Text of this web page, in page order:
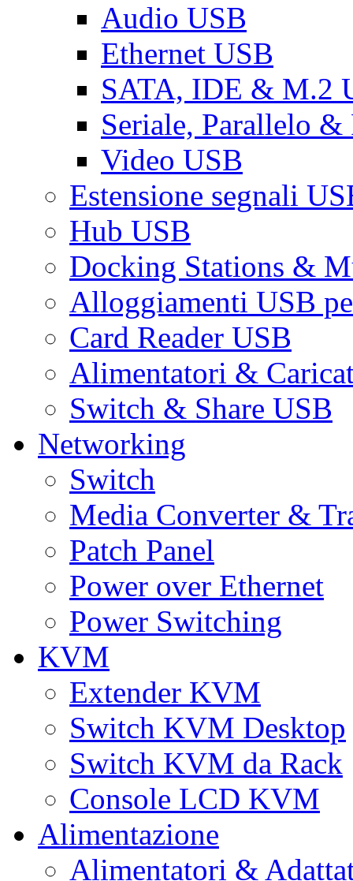
Audio USB
Ethernet USB
SATA, IDE & M.2
Seriale, Parallelo &
Video USB
Estensione segnali
Hub USB
Docking Stations &
Alloggiamenti USB
Card Reader USB
Alimentatori &
Switch & Share USB
Networking
Switch
Media Converter &
Patch Panel
Power over Ethernet
Power Switching
KVM
Extender KVM
Switch KVM Desktop
Switch KVM da Rack
Console LCD KVM
Alimentazione
Alimentatori &